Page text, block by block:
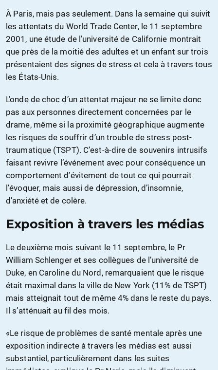
À Paris, mais pas seulement. Dans la semaine qui suivit
les attentats du World Trade Center, le 11 septembre
2001, une étude de l’université de Californie montrait
que près de la moitié des adultes et un enfant sur trois
présentaient des signes de stress et cela à travers tous
les États-Unis.
L’onde de choc d’un attentat majeur ne se limite donc
pas aux personnes directement concernées par le
drame, même si la proximité géographique augmente
les risques de souffrir d’un trouble de stress post-
traumatique (TSPT). C’est-à-dire de souvenirs intrusifs
faisant revivre l’événement avec pour conséquence un
comportement d’évitement de tout ce qui pourrait
l’évoquer, mais aussi de dépression, d’insomnie,
d’anxiété et de colère.
Exposition à travers les médias
Le deuxième mois suivant le 11 septembre, le Pr
William Schlenger et ses collègues de l’université de
Duke, en Caroline du Nord, remarquaient que le risque
était maximal dans la ville de New York (11% de TSPT)
mais atteignait tout de même 4% dans le reste du pays.
Il s’atténuait au fil des mois.
«Le risque de problèmes de santé mentale après une
exposition indirecte à travers les médias est aussi
substantiel, particulièrement dans les suites